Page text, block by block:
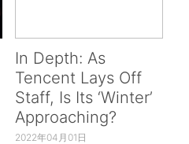
In Depth: As
Tencent Lays Off
Staff, Is Its ‘Winter’
Approaching?
2022年04月01日